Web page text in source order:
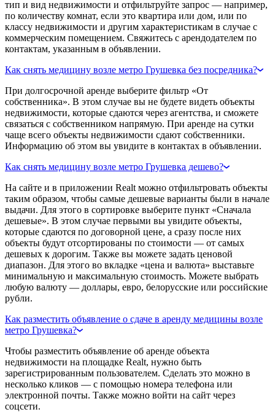
тип и вид недвижимости и отфильтруйте запрос — например,
по количеству комнат, если это квартира или дом, или по
классу недвижимости и другим характеристикам в случае с
коммерческим помещением. Свяжитесь с арендодателем по
контактам, указанным в объявлении.
Как снять медицину возле метро Грушевка без посредника?
При долгосрочной аренде выберите фильтр «От
собственника». В этом случае вы не будете видеть объекты
недвижимости, которые сдаются через агентства, и сможете
связаться с собственником напрямую. При аренде на сутки
чаще всего объекты недвижимости сдают собственники.
Информацию об этом вы увидите в контактах в объявлении.
Как снять медицину возле метро Грушевка дешево?
На сайте и в приложении Realt можно отфильтровать объекты
таким образом, чтобы самые дешевые варианты были в начале
выдачи. Для этого в сортировке выберите пункт «Сначала
дешевые». В этом случае первыми вы увидите объекты,
которые сдаются по договорной цене, а сразу после них
объекты будут отсортированы по стоимости — от самых
дешевых к дорогим. Также вы можете задать ценовой
диапазон. Для этого во вкладке «цена и валюта» выставьте
минимальную и максимальную стоимость. Можете выбрать
любую валюту — доллары, евро, белорусские или российские
рубли.
Как разместить объявление о сдаче в аренду медицины возле
метро Грушевка?
Чтобы разместить объявление об аренде объекта
недвижимости на площадке Realt, нужно быть
зарегистрированным пользователем. Сделать это можно в
несколько кликов — с помощью номера телефона или
электронной почты. Также можно войти на сайт через
соцсети.